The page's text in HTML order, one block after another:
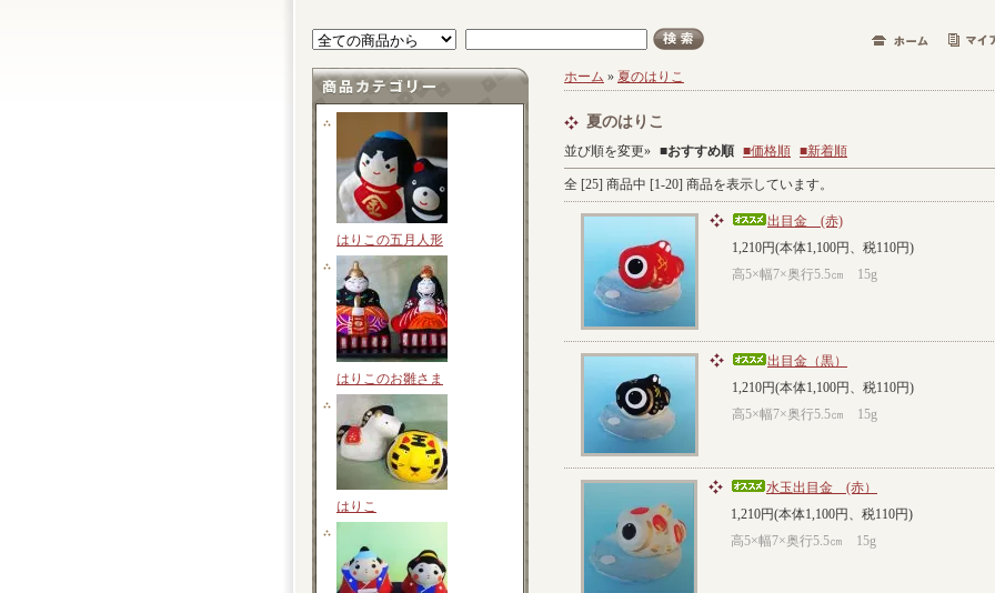
はりこの五月人形
はりこのお雛さま
はりこ
ホーム » 夏のはりこ
夏のはりこ
並び順を変更» ■おすすめ順 ■価格順 ■新着順
全 [25] 商品中 [1-20] 商品を表示しています。
出目金 (赤)
1,210円(本体1,100円、税110円)
高5×幅7×奥行5.5㎝ 15g
出目金（黒）
1,210円(本体1,100円、税110円)
高5×幅7×奥行5.5㎝ 15g
水玉出目金 (赤）
1,210円(本体1,100円、税110円)
高5×幅7×奥行5.5㎝ 15g